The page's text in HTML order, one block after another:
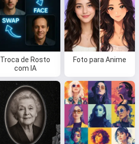
Troca de Rosto
com IA
Foto para Anime